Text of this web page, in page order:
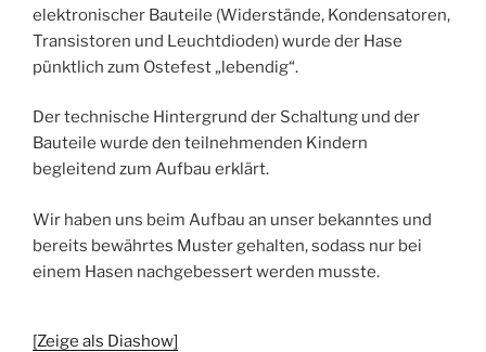
elektronischer Bauteile (Widerstände, Kondensatoren,
Transistoren und Leuchtdioden) wurde der Hase
pünktlich zum Ostefest „lebendig“.
Der technische Hintergrund der Schaltung und der
Bauteile wurde den teilnehmenden Kindern
begleitend zum Aufbau erklärt.
Wir haben uns beim Aufbau an unser bekanntes und
bereits bewährtes Muster gehalten, sodass nur bei
einem Hasen nachgebessert werden musste.
[Zeige als Diashow]